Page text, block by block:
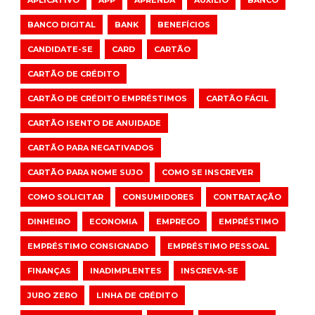
BANCO DIGITAL BANK BENEFÍCIOS
CANDIDATE-SE CARD CARTÃO
CARTÃO DE CRÉDITO
CARTÃO DE CRÉDITO EMPRÉSTIMOS CARTÃO FÁCIL
CARTÃO ISENTO DE ANUIDADE
CARTÃO PARA NEGATIVADOS
CARTÃO PARA NOME SUJO COMO SE INSCREVER
COMO SOLICITAR CONSUMIDORES CONTRATAÇÃO
DINHEIRO ECONOMIA EMPREGO EMPRÉSTIMO
EMPRÉSTIMO CONSIGNADO EMPRÉSTIMO PESSOAL
FINANÇAS INADIMPLENTES INSCREVA-SE
JURO ZERO LINHA DE CRÉDITO